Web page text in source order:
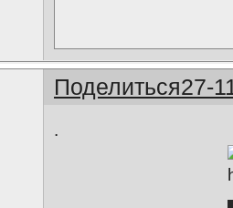
Поделиться27-
.